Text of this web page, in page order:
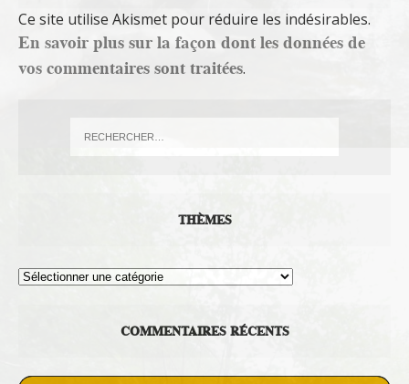
Ce site utilise Akismet pour réduire les indésirables.
En savoir plus sur la façon dont les données de
vos commentaires sont traitées.
THÈMES
Thèmes
COMMENTAIRES RÉCENTS